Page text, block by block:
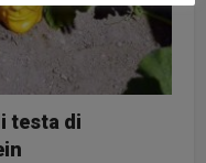
testa di